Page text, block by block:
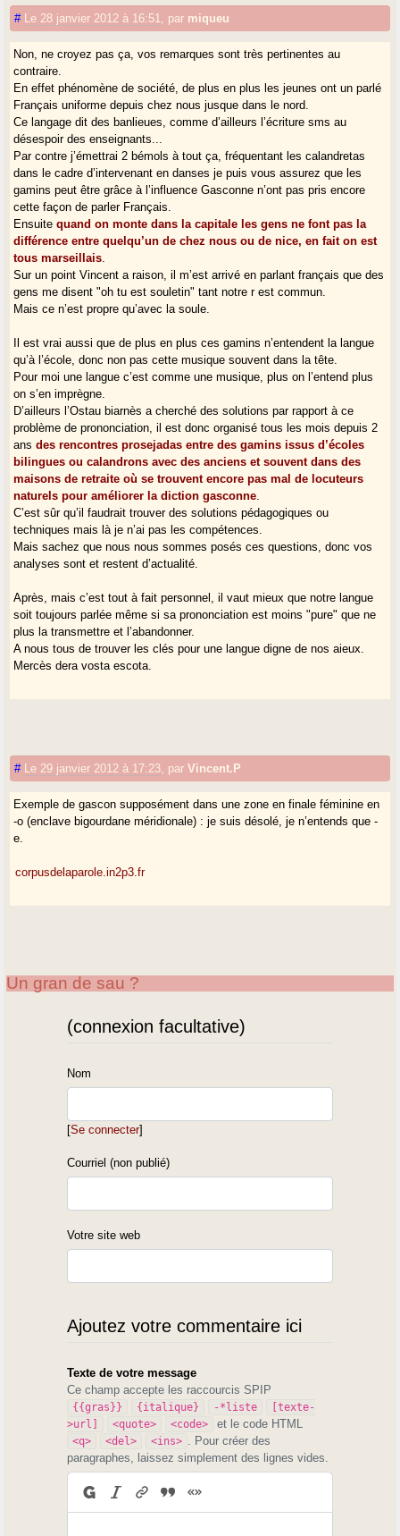
# Le 28 janvier 2012 à 16:51 par miqueu
Non, ne croyez pas ça, vos remarques sont très pertinentes au
contraire.
En effet phénomène de société, de plus en plus les jeunes ont un parlé
Français uniforme depuis chez nous jusque dans le nord.
Ce langage dit des banlieues, comme d’ailleurs l’écriture sms au
désespoir des enseignants...
Par contre j’émettrai 2 bémols à tout ça, fréquentant les calandretas
dans le cadre d’intervenant en danses je puis vous assurez que les
gamins peut être grâce à l’influence Gasconne n’ont pas pris encore
cette façon de parler Français.
Ensuitequand on monte dans la capitale les gens ne font pas la
différence entre quelqu’un de chez nous ou de nice, en fait on est
tous marseillais
Sur un point Vincent a raison, il m’est arrivé en parlant français que des
gens me disent "oh tu est souletin" tant notre r est commun.
Mais ce n’est propre qu’avec la soule.
Il est vrai aussi que de plus en plus ces gamins n’entendent la langue
qu’à l’école, donc non pas cette musique souvent dans la tête.
Pour moi une langue c’est comme une musique, plus on l’entend plus
on s’en imprègne.
D’ailleurs l’Ostau biarnès a cherché des solutions par rapport à ce
problème de prononciation, il est donc organisé tous les mois depuis 2
ansdes rencontres prosejadas entre des gamins issus d’écoles
bilingues ou calandrons avec des anciens et souvent dans des
maisons de retraite où se trouvent encore pas mal de locuteurs
naturels pour améliorer la diction gasconne
C’est sûr qu’il faudrait trouver des solutions pédagogiques ou
techniques mais là je n’ai pas les compétences.
Mais sachez que nous nous sommes posés ces questions, donc vos
analyses sont et restent d’actualité.
Après, mais c’est tout à fait personnel, il vaut mieux que notre langue
soit toujours parlée même si sa prononciation est moins "pure" que ne
plus la transmettre et l’abandonner.
A nous tous de trouver les clés pour une langue digne de nos aieux.
Mercès dera vosta escota.
# Le 29 janvier 2012 à 17:23 parVincent.P
Exemple de gascon supposément dans une zone en finale féminine en
-o (enclave bigourdane méridionale) : je suis désolé, je n’entends que -
e.
corpusdelaparole.in2p3.fr
Un gran de sau ?
(connexion facultative)
Nom
[Se connecter]
Courriel (non publié)
Votre site web
Ajoutez votre commentaire ici
Texte de votre message
Ce champ accepte les raccourcis SPIP
{{gras}} {italique} -*liste
[texte-
>url]
<quote> <code> et le code HTML
<q> <del> <ins>
. Pour créer des
paragraphes, laissez simplement des lignes vides.